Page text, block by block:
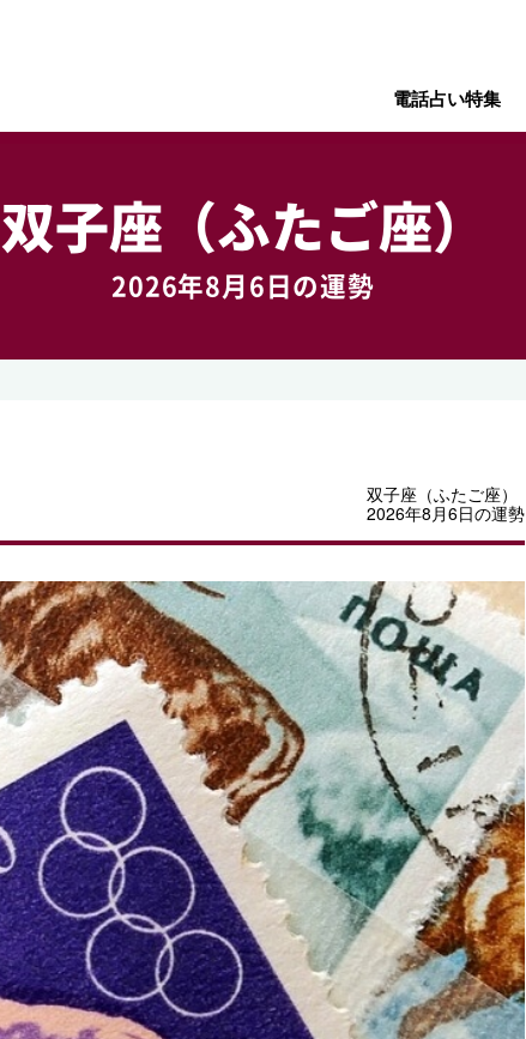
電話占い特集
双子座（ふたご座）
2026年8月6日の運勢
双子座（ふたご座）
2026年8月6日の運勢